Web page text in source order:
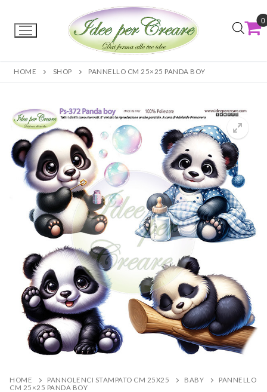
0
HOME SHOP PANNELLO CM 25×25 PANDA BOY
HOME PANNOLENCI STAMPATO CM 25X25 BABY
PANNELLO
CM 25×25 PANDA BOY